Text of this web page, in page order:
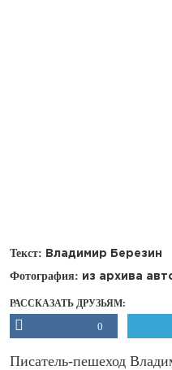
Текст: Владимир Березин
Фотография: из архива
РАССКАЗАТЬ ДРУЗЬЯМ:
0
Писатель-пешеход